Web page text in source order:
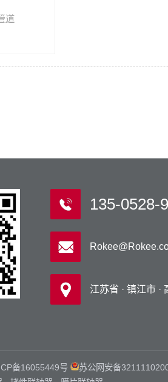
道
135-0528-
江苏省 · 镇江市 ·
备16055449号
苏公网安备